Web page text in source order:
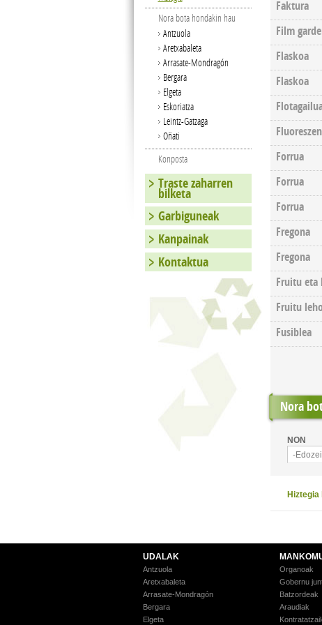
Faktura
Film
Flaskoa
Flaskoa
Forrua
Forrua
Forrua
Fregona
Fregona
Fruitu eta
Fruitu
Fusiblea
Nora
NON
-
Nora bota hondakin hau
Antzuola
Aretxabaleta
Arrasate-Mondragón
Bergara
Elgeta
Eskoriatza
Leintz-Gatzaga
Oñati
Konposta
Traste zaharren
bilketa
Garbiguneak
Kanpainak
Kontaktua
UDALAK
Antzuola
Aretxabaleta
Arrasate-Mondragón
Bergara
Elgeta
Organoak
Gobernu
Batzordeak
Araudiak